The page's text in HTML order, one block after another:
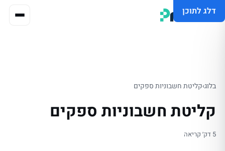
דלג לתוכן
בלוג›קליטת חשבוניות ספקים
קליטת חשבוניות ספקים
5 דק׳ קריאה